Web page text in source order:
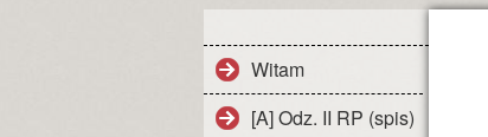
Witam
[A] Odz. II RP (spis)